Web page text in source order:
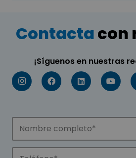
Contactacon
¡Síguenos en nuestras